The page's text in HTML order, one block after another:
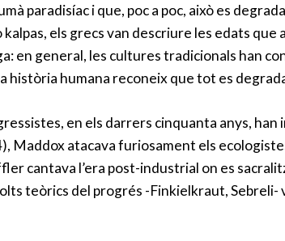
paradisíac i que, poc a poc, això es
kalpas, els grecs van descriure les edats
en general, les cultures tradicionals han
història humana reconeix que tot es
en els darrers cinquanta anys,
Maddox atacava furiosament els
cantava l’era post-industrial on es
teòrics del progrés -Finkielkraut,